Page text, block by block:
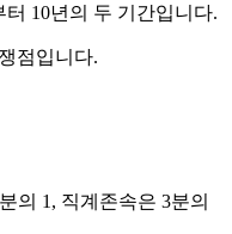
10년의 두 기간입니다.
점입니다.
의 1, 직계존속은 3분의